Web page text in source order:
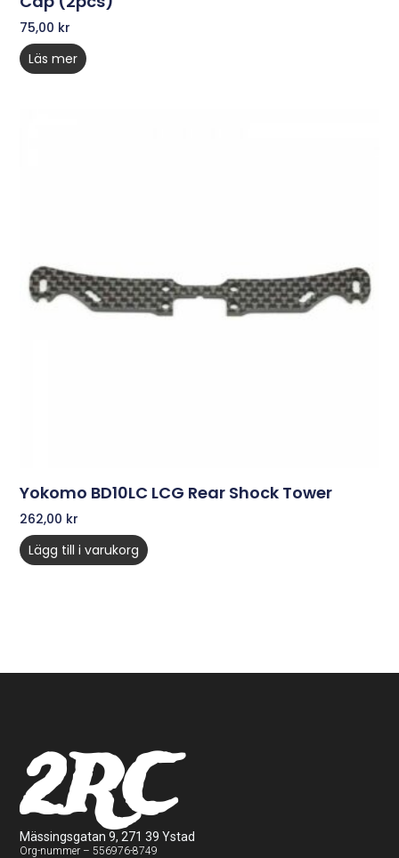
75,00 kr
Läs mer
Yokomo BD10LC LCG Rear Shock Tower
262,00 kr
Lägg till i varukorg
2RC
Mässingsgatan 9, 271 39 Ystad
Org-nummer – 556976-8749